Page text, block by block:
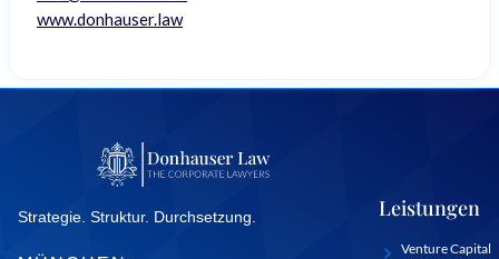
www.donhauser.law
Strategie. Struktur. Durchsetzung. Leistungen
Venture Capital